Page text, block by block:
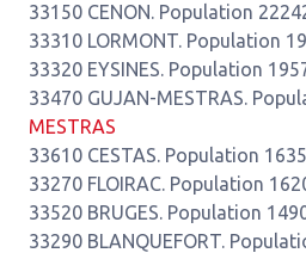
33150 CENON. Population
33310 LORMONT. Population
33320 EYSINES. Population
33470 GUJAN-MESTRAS.
MESTRAS
33610 CESTAS. Population
33270 FLOIRAC. Population
33520 BRUGES. Population
33290 BLANQUEFORT.